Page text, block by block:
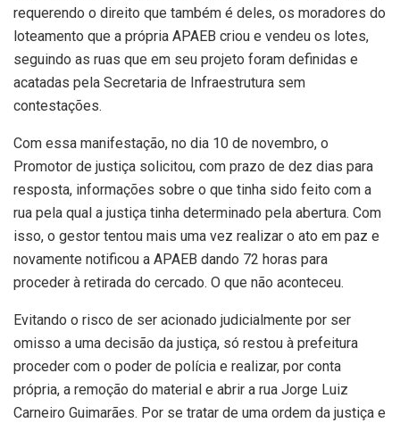
requerendo o direito que também é deles, os moradores do
loteamento que a própria APAEB criou e vendeu os lotes,
seguindo as ruas que em seu projeto foram definidas e
acatadas pela Secretaria de Infraestrutura sem
contestações.
Com essa manifestação, no dia 10 de novembro, o
Promotor de justiça solicitou, com prazo de dez dias para
resposta, informações sobre o que tinha sido feito com a
rua pela qual a justiça tinha determinado pela abertura. Com
isso, o gestor tentou mais uma vez realizar o ato em paz e
novamente notificou a APAEB dando 72 horas para
proceder à retirada do cercado. O que não aconteceu.
Evitando o risco de ser acionado judicialmente por ser
omisso a uma decisão da justiça, só restou à prefeitura
proceder com o poder de polícia e realizar, por conta
própria, a remoção do material e abrir a rua Jorge Luiz
Carneiro Guimarães. Por se tratar de uma ordem da justiça e